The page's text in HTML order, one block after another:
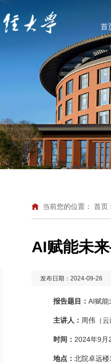
首
当前您的位置： 首页
AI赋能未
发布日期：2024-09-26
报告题目： AI赋
主讲人： 周伟（云
时间： 2024年9月
地点： 北院卓远